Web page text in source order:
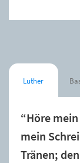
Luther
“Höre
mein
Tränen;